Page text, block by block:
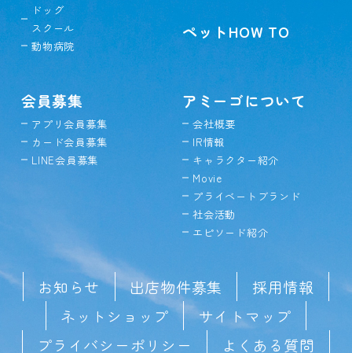
ドッグ
スクール
動物病院
ペットHOW TO
会員募集
アプリ会員募集
カード会員募集
LINE会員募集
アミーゴについて
会社概要
IR情報
キャラクター紹介
Movie
プライベートブランド
社会活動
エピソード紹介
お知らせ 出店物件募集
採用情報
ネットショップ
サイトマップ
プライバシーポリシー
よくある質問